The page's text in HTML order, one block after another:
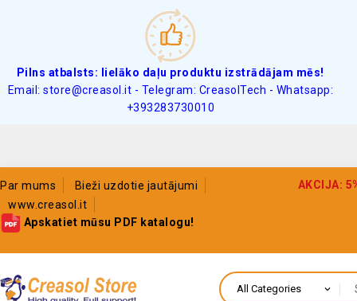
Pilns atbalsts: lielāko daļu produktu izstrādājam mēs!
Email: store@creasol.it - Telegram: CreasolTech - Whatsapp:
+393283730010
Par mums
Bieži uzdotie jautājumi
www.creasol.it
Apskatiet mūsu PDF katalogu!
AKCIJA: